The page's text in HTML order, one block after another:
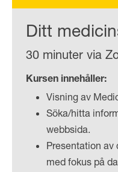
Ditt
30 minuter via
Kursen innehåller:
Visning av
Söka/hitta
webbsida.
Presentation
med fokus på